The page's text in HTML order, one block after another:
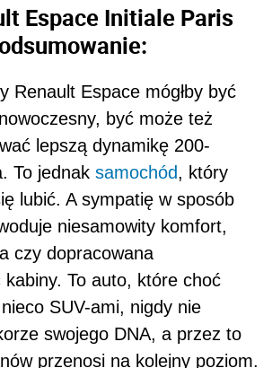
Espace Initiale Paris
Renault Espace mógłby być
być może też
lepszą dynamikę 200-
To jednak samochód, który
lubić. A sympatię w sposób
niesamowity komfort,
czy dopracowana
kabiny. To auto, które choć
SUV-ami, nigdy nie
swojego DNA, a przez to
przenosi na kolejny poziom.